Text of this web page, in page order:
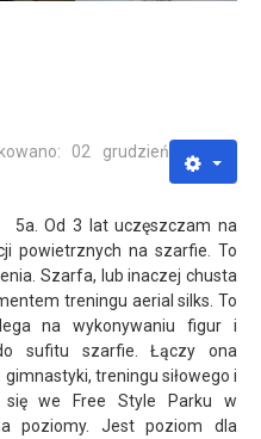
02 grudzień
5a. Od 3 lat uczęszczam na
powietrznych na szarfie. To
Szarfa, lub inaczej chusta
treningu aerial silks. To
na wykonywaniu figur i
sufitu szarfie. Łączy ona
treningu siłowego i
się we Free Style Parku w
poziomy. Jest poziom dla